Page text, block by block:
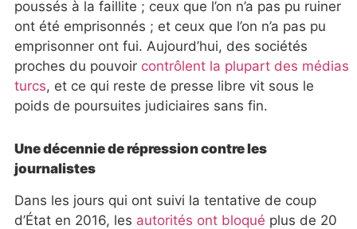
poussés à la faillite ; ceux que l’on n’a pas pu ruiner
ont été emprisonnés ; et ceux que l’on n’a pas pu
emprisonner ont fui. Aujourd’hui, des sociétés
proches du pouvoir contrôlent la plupart des médias
turcs, et ce qui reste de presse libre vit sous le
poids de poursuites judiciaires sans fin.
Une décennie de répression contre les
journalistes
Dans les jours qui ont suivi la tentative de coup
d’État en 2016, les autorités ont bloqué plus de 20